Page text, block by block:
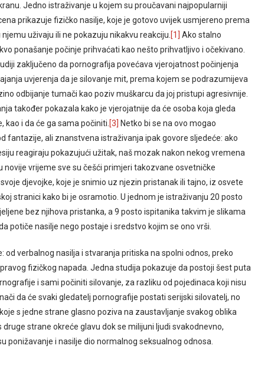
Jedno istraživanje u kojem su proučavani najpopularniji
prikazuje fizičko nasilje, koje je gotovo uvijek usmjereno prema
uživaju ili ne pokazuju nikakvu reakciju. [1] Ako stalno
ponašanje počinje prihvaćati kao nešto prihvatljivo i očekivano.
zaključeno da pornografija povećava vjerojatnost počinjenja
uvjerenja da je silovanje mit, prema kojem se podrazumijeva
odbijanje tumači kao poziv muškarcu da joj pristupi agresivnije.
također pokazala kako je vjerojatnije da će osoba koja gleda
i da će ga sama počiniti. [3] Netko bi se na ovo mogao
fantazije, ali znanstvena istraživanja ipak govore sljedeće: ako
reagiraju pokazujući užitak, naš mozak nakon nekog vremena
novije vrijeme sve su češći primjeri takozvane osvetničke
djevojke, koje je snimio uz njezin pristanak ili tajno, iz osvete
stranici kako bi je osramotio. U jednom je istraživanju 20 posto
bez njihova pristanka, a 9 posto ispitanika takvim je slikama
potiče nasilje nego postaje i sredstvo kojim se ono vrši.
od verbalnog nasilja i stvaranja pritiska na spolni odnos, preko
fizičkog napada. Jedna studija pokazuje da postoji šest puta
i sami počiniti silovanje, za razliku od pojedinaca koji nisu
da će svaki gledatelj pornografije postati serijski silovatelj, no
s jedne strane glasno poziva na zaustavljanje svakog oblika
strane okreće glavu dok se milijuni ljudi svakodnevno,
ponižavanje i nasilje dio normalnog seksualnog odnosa.